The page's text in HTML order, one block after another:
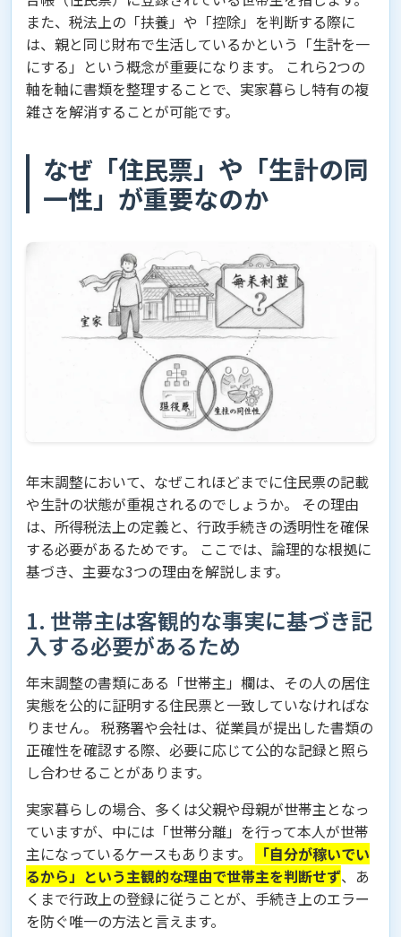
また、税法上の「扶養」や「控除」を判断する際に
は、親と同じ財布で生活しているかという「生計を一
にする」という概念が重要になります。 これら2つの
軸を軸に書類を整理することで、実家暮らし特有の複
雑さを解消することが可能です。
なぜ「住民票」や「生計の同
一性」が重要なのか
年末調整において、なぜこれほどまでに住民票の記載
や生計の状態が重視されるのでしょうか。 その理由
は、所得税法上の定義と、行政手続きの透明性を確保
する必要があるためです。 ここでは、論理的な根拠に
基づき、主要な3つの理由を解説します。
1. 世帯主は客観的な事実に基づき記
入する必要があるため
年末調整の書類にある「世帯主」欄は、その人の居住
実態を公的に証明する住民票と一致していなければな
りません。 税務署や会社は、従業員が提出した書類の
正確性を確認する際、必要に応じて公的な記録と照ら
し合わせることがあります。
実家暮らしの場合、多くは父親や母親が世帯主となっ
ていますが、中には「世帯分離」を行って本人が世帯
主になっているケースもあります。
「自分が稼いでい
るから」という主観的な理由で世帯主を判断せず、あ
くまで行政上の登録に従うことが、手続き上のエラー
を防ぐ唯一の方法と言えます。